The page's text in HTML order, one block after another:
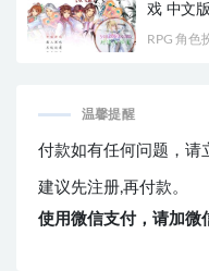
戏 中文
RPG 角色
温馨提醒
付款如有任何问题，请
建议先注册,再付款。
使用微信支付，请加微